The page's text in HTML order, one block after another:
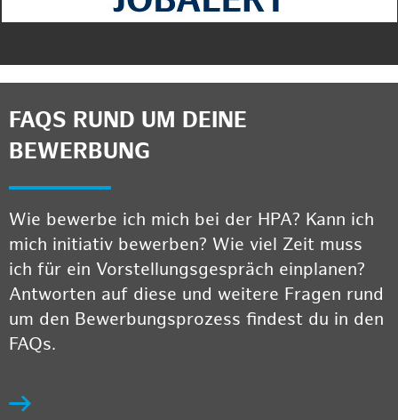
FAQS RUND UM DEINE
BEWERBUNG
Wie bewerbe ich mich bei der HPA? Kann ich
mich initiativ bewerben? Wie viel Zeit muss
ich für ein Vorstellungsgespräch einplanen?
Antworten auf diese und weitere Fragen rund
um den Bewerbungsprozess findest du in den
FAQs.